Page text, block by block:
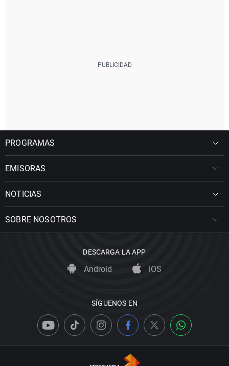
PROGRAMAS
EMISORAS
NOTICIAS
SOBRE NOSOTROS
DESCARGA LA APP
Android iOS
SÍGUENOS EN